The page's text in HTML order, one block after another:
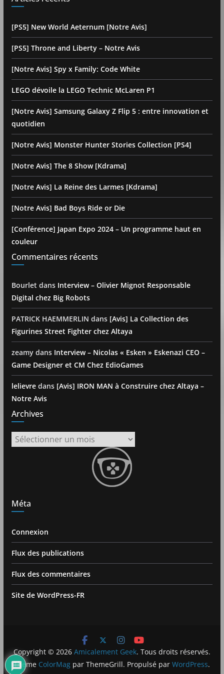
[PS5] New World Aeternum [Notre Avis]
[PS5] Throne and Liberty – Notre Avis
[Notre Avis] Spy x Family: Code White
LEGO dévoile la LEGO Technic McLaren P1
[Notre Avis] Samsung Galaxy Z Flip 5 : entre innovation et
quotidien
[Notre Avis] Monster Hunter Stories Collection [PS4]
[Notre Avis] The 8 Show [Kdrama]
[Notre Avis] La Reine des Larmes [Kdrama]
[Notre Avis] Bad Boys Ride or Die
[Conférence] Japan Expo 2024 – Un programme haut en
couleur
Commentaires récents
Bourlet dans Interview – Olivier Mignot Responsable
Digital chez Big Robots
PATRICK HAEMMERLIN dans [Avis] La Collection des
Figurines Street Fighter chez Altaya
zeamydans Interview – Nicolas « Esken » Eskenazi CEO –
Game Designer et CM Chez EdioGames
lelievredans [Avis] IRON MAN à Construire chez Altaya –
Notre Avis
Archives
Archives
Méta
Connexion
Flux des publications
Flux des commentaires
Site de WordPress-FR
Copyright © 2026 Amicalement Geek. Tous droits réservés.
Theme ColorMag par ThemeGrill. Propulsé parWordPress.